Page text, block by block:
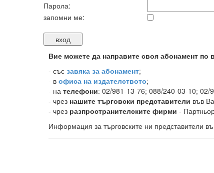
Парола:
запомни ме:
Вие можете да направите своя абонамент по
- със завяка за абонамент;
- в офиса на издателството;
- на телефони: 02/981-13-76; 088/240-03-10; 02/
- чрез нашите търговски представители във
- чрез разпространителските фирми -
Информация за търговските ни представители